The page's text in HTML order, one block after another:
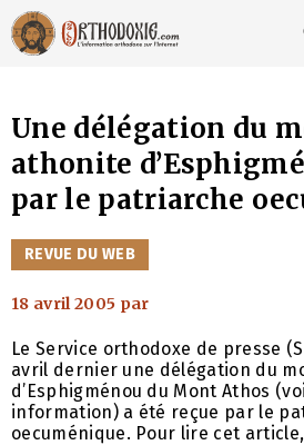
Aller
au
contenu
Une délégation du
athonite
par le patriarche
CATÉGORIES
REVUE DU WEB
18 avril 2005 par
Le Service orthodoxe de presse
avril dernier une délégation du
d’Esphigménou du Mont Athos
information) a été reçue par le
oecuménique. Pour lire cet